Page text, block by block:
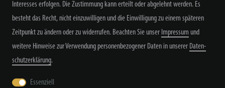
Interesses erfolgen. Die Zustimmung kann erteilt oder abgelehnt werden. Es
besteht das Recht, nicht einzuwilligen und die Einwilligung zu einem späteren
Zeitpunkt zu ändern oder zu widerrufen. Beachten Sie unser Impressum und
weitere Hinweise zur Verwendung personenbezogener Daten in unserer Daten­
schutz­erklärung.
Essenziell